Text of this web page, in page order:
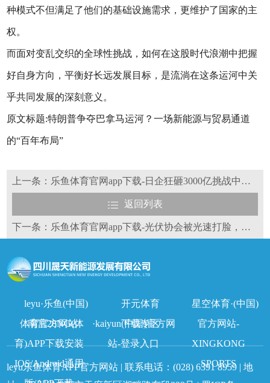
种模式不但满足了他们的基础设施需求，更维护了国家的主
权。
而面对变乱交织的全球性挑战，如何在这股时代浪潮中把握
好自身方向，平衡好长远发展目标，是流淌在这条运河中关
乎共同发展的深刻意义。
原文标题:特朗普争夺巴拿马运河？一场新能源与贸易通道
的“百年布局”
上一条：乐鱼体育官网app下载-日企狂砸3000亿挑战中国光伏，钙钛矿电池来势汹汹！
返回列表
下一条：乐鱼体育官网app下载-光伏协会被光速打脸，光伏行业自律还没开始，就已经沦为笑话！
leyu·乐鱼(中国)
体育官方网站
开元体育
·kaiyun(中国)官方网
站-登录入口
星空体育·(中国)
官方网站-
XINGKONG
SPORTS
南宫28NG(体
育)APP下载安装
IOS/Android通用
下载专区
leyu乐鱼体育APP官方网站 | 联系电话：(028) 6391 8959 | 地